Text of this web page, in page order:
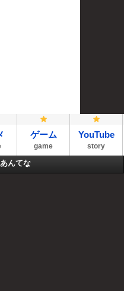
ゲーム
game
YouTube
story
んてな